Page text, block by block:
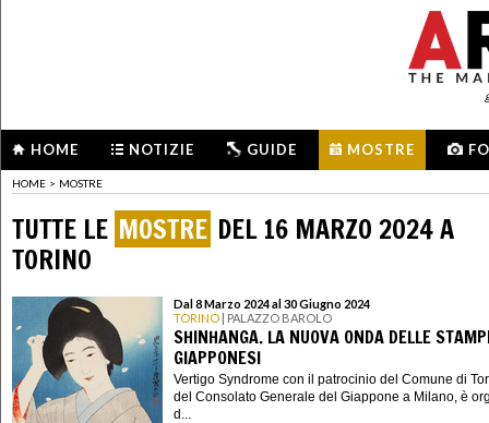
HOME NOTIZIE GUIDE MOSTRE
HOME > MOSTRE
TUTTE LE MOSTRE DEL 16 MARZO 2024 A
TORINO
Dal 8 Marzo 2024 al 30 Giugno 2024
TORINO | PALAZZO BAROLO
SHINHANGA. LA NUOVA ONDA DELLE
GIAPPONESI
Vertigo Syndrome con il patrocinio del Comune di
del Consolato Generale del Giappone a Milano, è
d...